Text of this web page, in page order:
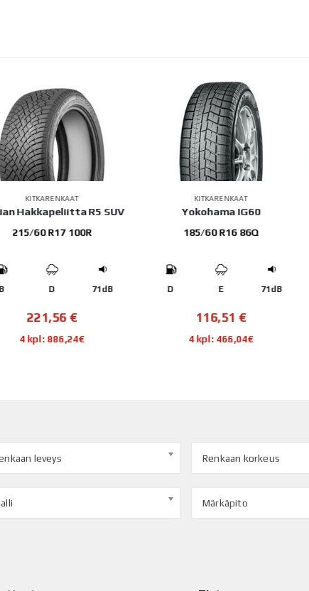
KITKARENKAAT
Hakkapeliitta R5 SUV
60 R17 100R
71dB
221,56€
4 kpl: 886,24€
KITKARENKAAT
Yokohama IG60
185/60 R16 86Q
71dB
116,51€
4 kpl: 466,04€
leveys Renkaan korkeus
Märkäpito